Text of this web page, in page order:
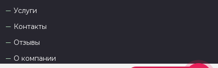
Услуги
Контакты
Отзывы
О компании